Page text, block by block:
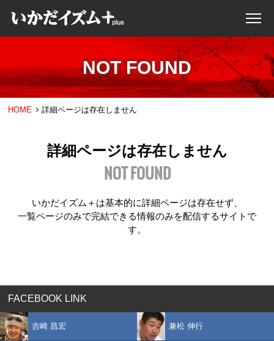
NOT FOUND
HOME 詳細ページは存在しません
詳細ページは存在しません
NOT FOUND
いかだイズム＋は基本的に詳細ページは存在せず、
一覧ページのみで完結できる情報のみを配信するサイトで
す。
FACEBOOK LINK
吉崎 昌宏 兼松 伸行